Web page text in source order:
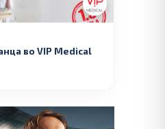
во VIP Medical